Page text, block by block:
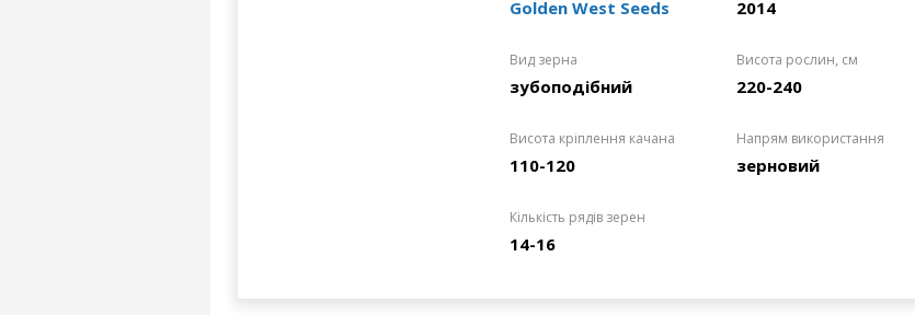
Golden West Seeds 2014
Вид зерна
зубоподібний
Висота рослин, см
220-240
Висота кріплення качана
110-120
Напрям використання
зерновий
Кількість рядів зерен
14-16